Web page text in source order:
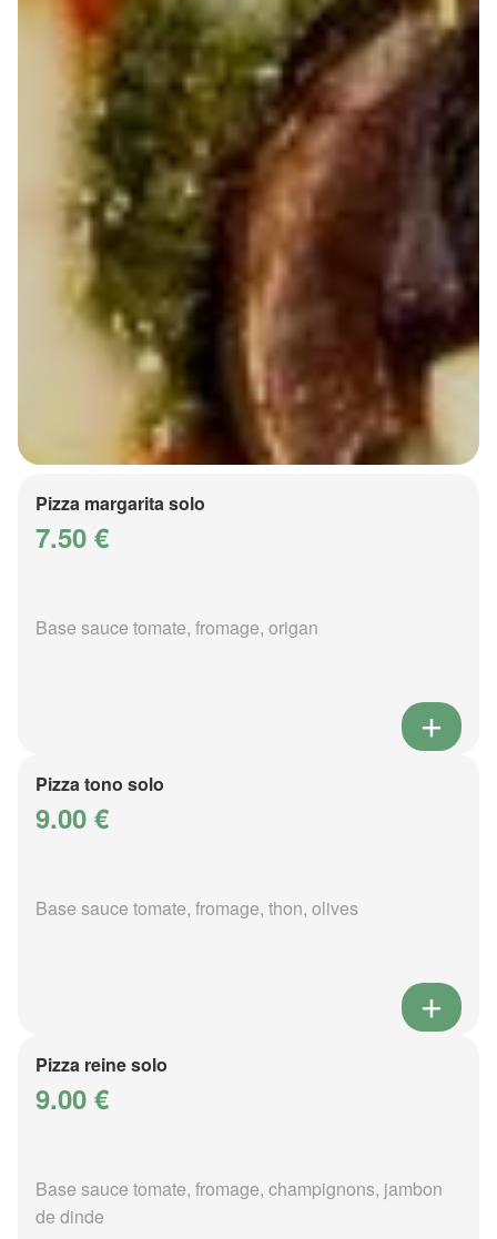
Pizza margarita solo
7.50 €
Base sauce tomate, fromage, origan
Pizza tono solo
9.00 €
Base sauce tomate, fromage, thon, olives
Pizza reine solo
9.00 €
Base sauce tomate, fromage, champignons, jambon
de dinde